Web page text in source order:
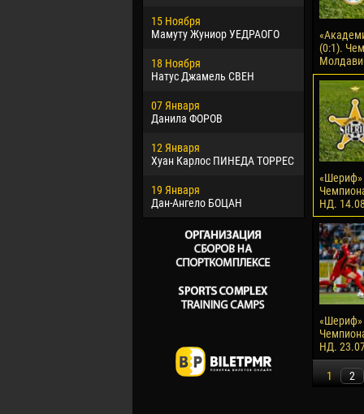
15 Ноября
Мамуту Жуниор УЕДРАОГО
18 Ноября
Натус Джамель СВЕН
07 Января
Данила ФОРОВ
12 Января
Хуан Карлос ПИНЕДА ТОРРЕС
19 Января
Дан-Ангело БОЦАН
09 Марта
20 Марта
Хайдер
22 Марта
Самба
26 Марта
Витор
ОЛИВЕЙРА
28 Марта
Раи
(0:1).
«Шериф»
НД.
«Шериф»
НД.
1 2